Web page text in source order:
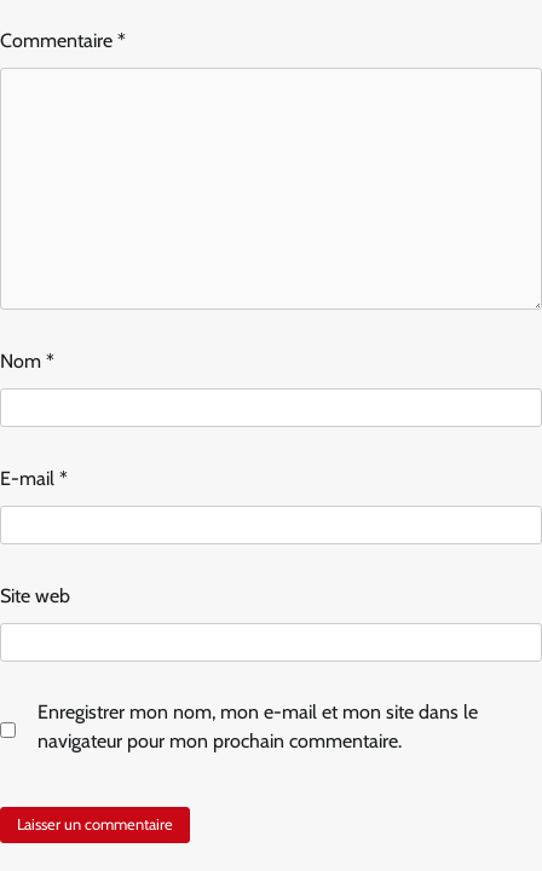
Commentaire *
Nom *
E-mail *
Site web
Enregistrer mon nom, mon e-mail et mon site dans le
navigateur pour mon prochain commentaire.